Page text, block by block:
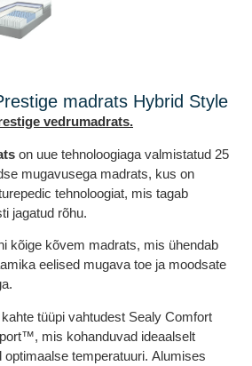
madrats Hybrid Style
vedrumadrats.
on uue tehnoloogiaga valmistatud 25
mugavusega madrats, kus on
tehnoloogiat, mis tagab
jagatud rõhu.
kõige kõvem madrats, mis ühendab
eelised mugava toe ja moodsate
tüüpi vahtudest Sealy Comfort
mis kohanduvad ideaalselt
optimaalse temperatuuri. Alumises